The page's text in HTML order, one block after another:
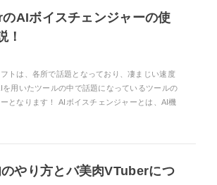
のAIボイスチェンジャーの使
！
トは、各所で話題となっており、凄まじい速度
用いたツールの中で話題になっているツールの
となります！ AIボイスチェンジャーとは、AI機
やり方とバ美肉VTuberにつ